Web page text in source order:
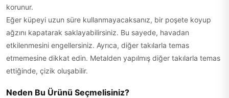
korunur.
Eğer küpeyi uzun süre kullanmayacaksanız, bir poşete koyup
ağzını kapatarak saklayabilirsiniz. Bu sayede, havadan
etkilenmesini engellersiniz. Ayrıca, diğer takılarla temas
etmemesine dikkat edin. Metalden yapılmış diğer takılarla temas
ettiğinde, çizik oluşabilir.
Neden Bu Ürünü Seçmelisiniz?